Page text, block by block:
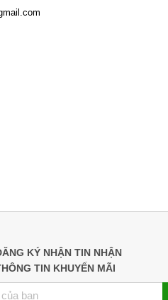
KÝ NHẬN TIN NHẬN
TIN KHUYẾN MÃI